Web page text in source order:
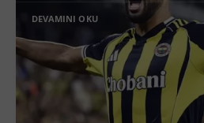
DEVAMINI OKU